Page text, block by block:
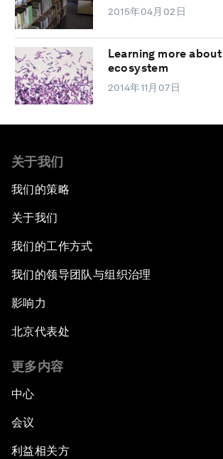
2015年04月02日
Learning more about
ecosystem
2014年11月07日
关于我们
我们的策略
关于我们
我们的工作方式
我们的领导团队与组织治理
影响力
北京代表处
更多内容
中心
会议
利益相关方